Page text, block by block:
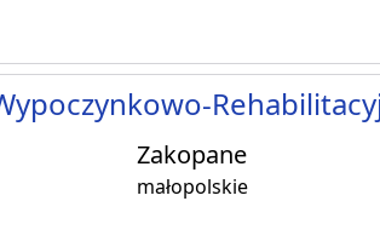
Zakopane
małopolskie